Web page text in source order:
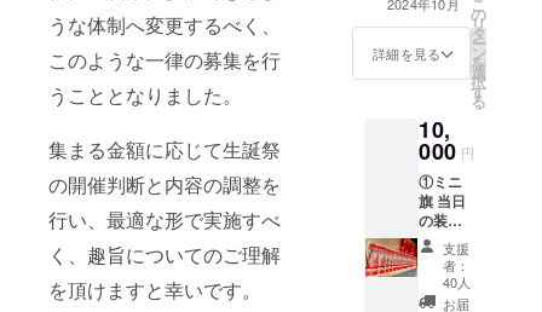
うな体制へ変更するべく、
このような一律の募集を行
うこととなりました。
集まる金額に応じて生誕祭
の開催判断と内容の調整を
行い、最適な形で実施すべ
く、趣旨についてのご理解
を頂けますと幸いです。
字・記号は使用
できません。
前を掲載させて
いただきます。
備考欄に記載希
プレートのお持
ち帰り不可 ※お
名前（ニック
ネーム可）は、6
文字までお願い
いたします。 ※
特殊文字・記号
は使用できませ
詳細を見る
の
リ
タ
ー
ン
を
選
択
す
る
10,
000 円
①ミニ
旗 当日
の装飾
に使用
する、
ミニ旗
を作成
支援
者：
40人
お届